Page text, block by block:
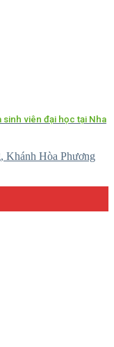
viên đại học tại Nha
Khánh Hòa Phương